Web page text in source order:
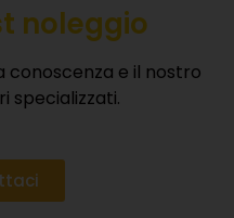
noleggio
conoscenza e il nostro
specializzati.